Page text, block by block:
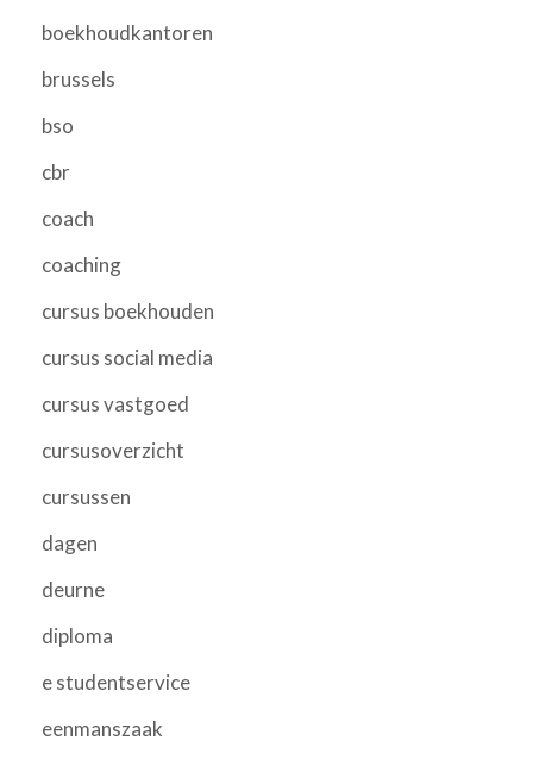
boekhoudkantoren
brussels
bso
cbr
coach
coaching
cursus boekhouden
cursus social media
cursus vastgoed
cursusoverzicht
cursussen
dagen
deurne
diploma
e studentservice
eenmanszaak